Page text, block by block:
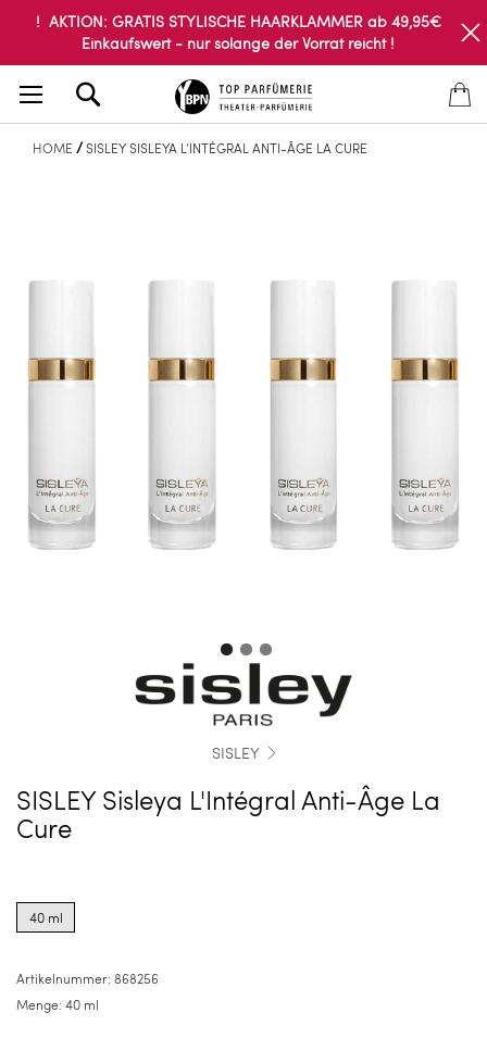
! AKTION: GRATIS STYLISCHE HAARKLAMMER ab 49,95€
Einkaufswert - nur solange der Vorrat reicht !
HOME SISLEY SISLEYA L'INTÉGRAL ANTI-ÂGE LA CURE
SISLEY
SISLEY Sisleya L'Intégral Anti-Âge La
Cure
options
for40 ml
Artikelnummer: 868256
Menge: 40 ml